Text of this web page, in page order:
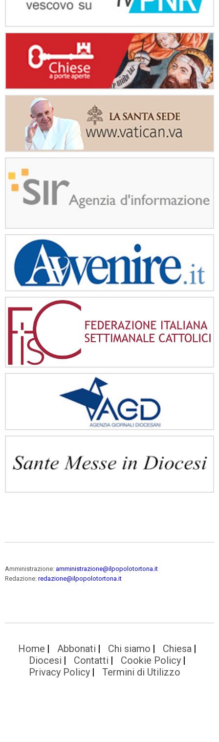
Amministrazione: amministrazione@ilpopolotortona.it
Redazione: redazione@ilpopolotortona.it
Home Abbonati Chi siamo
Chiesa
Diocesi
Contatti
Cookie Policy
Privacy Policy
Termini di Utilizzo